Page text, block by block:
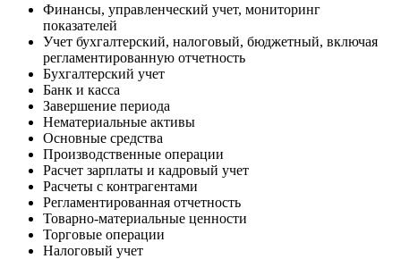
Финансы, управленческий учет, мониторинг
показателей
Учет бухгалтерский, налоговый, бюджетный, включая
регламентированную отчетность
Бухгалтерский учет
Банк и касса
Завершение периода
Нематериальные активы
Основные средства
Производственные операции
Расчет зарплаты и кадровый учет
Расчеты с контрагентами
Регламентированная отчетность
Товарно-материальные ценности
Торговые операции
Налоговый учет